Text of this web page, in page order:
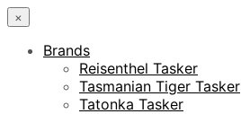
×
Brands
Reisenthel Tasker
Tasmanian Tiger Tasker
Tatonka Tasker